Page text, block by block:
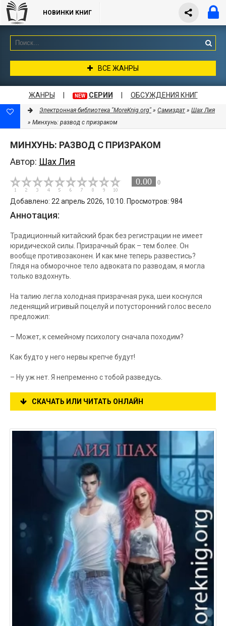
НОВИНКИ КНИГ
ВСЕ ЖАНРЫ
ЖАНРЫ NEW СЕРИИ ОБСУЖДЕНИЯ КНИГ
Электронная библиотека "MoreKnig.org" » Самиздат » Шах Лия
» Минхунь: развод с призраком
МИНХУНЬ: РАЗВОД С ПРИЗРАКОМ
Автор: Шах Лия
0.00 0
Добавлено: 22 апрель 2026, 10:10. Просмотров: 984
Аннотация:
Традиционный китайский брак без регистрации не имеет
юридической силы. Призрачный брак – тем более. Он
вообще противозаконен. И как мне теперь развестись?
Глядя на обморочное тело адвоката по разводам, я могла
только вздохнуть.
На талию легла холодная призрачная рука, шеи коснулся
леденящий игривый поцелуй и потусторонний голос весело
предложил:
– Может, к семейному психологу сначала походим?
Как будто у него нервы крепче будут!
– Ну уж нет. Я непременно с тобой разведусь.
СКАЧАТЬ ИЛИ ЧИТАТЬ ОНЛАЙН